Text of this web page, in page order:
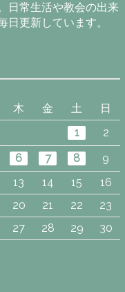
日常生活や教会の出来
日更新しています。
木 金 土
日
1
2
6 7 8
9
13 14 15
16
20 21 22
23
27 28 29
30